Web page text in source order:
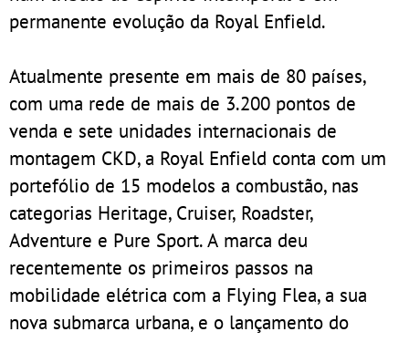
permanente evolução da Royal Enfield.
Atualmente presente em mais de 80 países,
com uma rede de mais de 3.200 pontos de
venda e sete unidades internacionais de
montagem CKD, a Royal Enfield conta com um
portefólio de 15 modelos a combustão, nas
categorias Heritage, Cruiser, Roadster,
Adventure e Pure Sport. A marca deu
recentemente os primeiros passos na
mobilidade elétrica com a Flying Flea, a sua
nova submarca urbana, e o lançamento do